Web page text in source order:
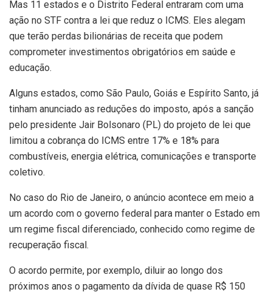
Mas 11 estados e o Distrito Federal entraram com uma
ação no STF contra a lei que reduz o ICMS. Eles alegam
que terão perdas bilionárias de receita que podem
comprometer investimentos obrigatórios em saúde e
educação.
Alguns estados, como São Paulo, Goiás e Espírito Santo, já
tinham anunciado as reduções do imposto, após a sanção
pelo presidente Jair Bolsonaro (PL) do projeto de lei que
limitou a cobrança do ICMS entre 17% e 18% para
combustíveis, energia elétrica, comunicações e transporte
coletivo.
No caso do Rio de Janeiro, o anúncio acontece em meio a
um acordo com o governo federal para manter o Estado em
um regime fiscal diferenciado, conhecido como regime de
recuperação fiscal.
O acordo permite, por exemplo, diluir ao longo dos
próximos anos o pagamento da dívida de quase R$ 150